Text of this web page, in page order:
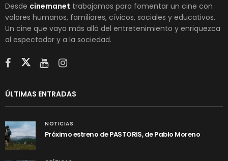
Desde cinemanet trabajamos para fomentar un cine con
valores humanos, familiares, cívicos, sociales y educativos.
Un cine que vaya más allá del entretenimiento y enriquezca
al espectador y a la sociedad.
ÚLTIMAS ENTRADAS
NOTICIAS
Próximo estreno de PASTORIS, de Pablo Moreno